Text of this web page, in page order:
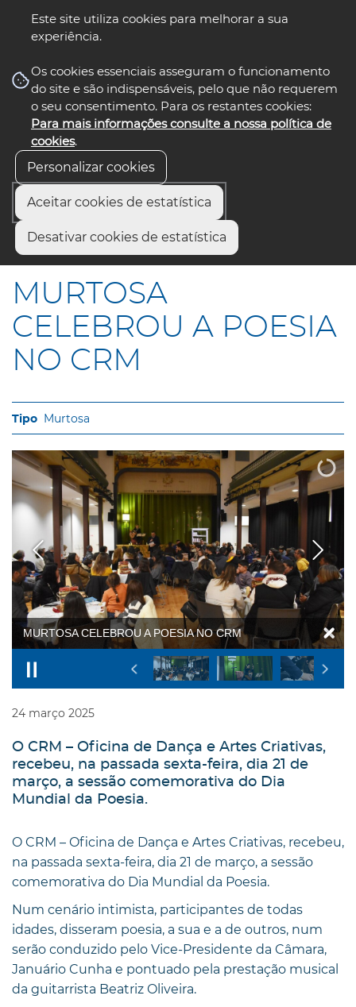
Este site utiliza cookies para melhorar a sua
experiência.
Os cookies essenciais asseguram o funcionamento
do site e são indispensáveis, pelo que não requerem
o seu consentimento. Para os restantes cookies:
Para mais informações consulte a nossa política de
cookies.
Personalizar cookies
Aceitar cookies de estatística
Desativar cookies de estatística
nos select language
Início
MURTOSA CELEBROU A POESIA NO CRM
MURTOSA
CELEBROU A POESIA
NO CRM
Murtosa
MURTOSA CELEBROU A POESIA NO CRM
24 março 2025
O CRM – Oficina de Dança e Artes Criativas,
recebeu, na passada sexta-feira, dia 21 de
março, a sessão comemorativa do Dia
Mundial da Poesia.
O CRM – Oficina de Dança e Artes Criativas, recebeu,
na passada sexta-feira, dia 21 de março, a sessão
comemorativa do Dia Mundial da Poesia.
Num cenário intimista, participantes de todas
idades, disseram poesia, a sua e a de outros, num
serão conduzido pelo Vice-Presidente da Câmara,
Januário Cunha e pontuado pela prestação musical
da guitarrista Beatriz Oliveira.